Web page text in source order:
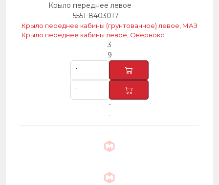
Крыло переднее левое
5551-8403017
Крыло переднее кабины (грунтованное) левое, МАЗ
Крыло переднее кабины левое, Овернокс
3
9
-
-